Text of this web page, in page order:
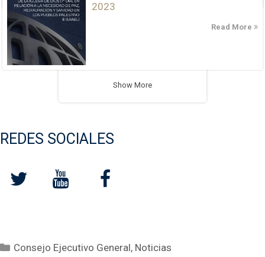
2023
Read More
Show More
REDES SOCIALES
Categorías
Consejo Ejecutivo General, Noticias